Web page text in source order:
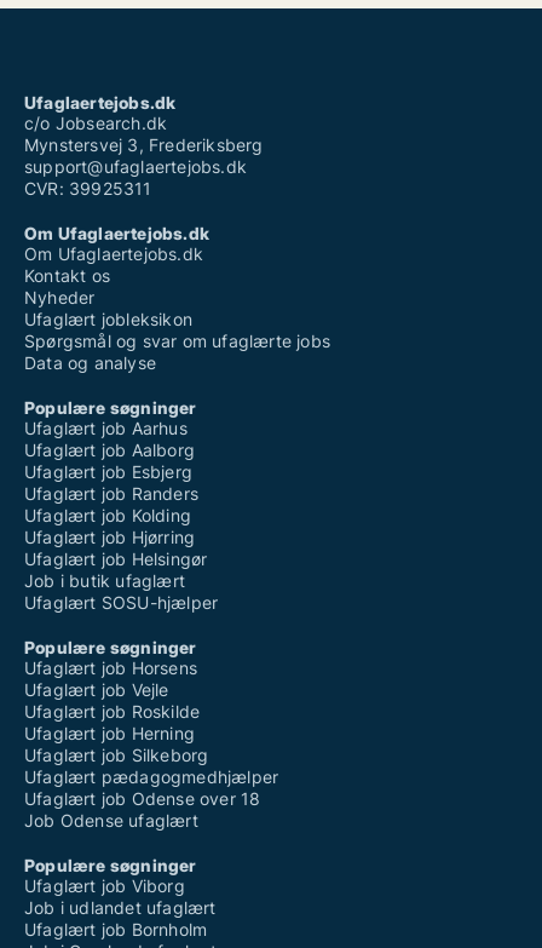
Ufaglært job skive
Ufaglært sosu vikar løn
Ufaglært ssh løn
Ufaglaertejobs.dk
c/o Jobsearch.dk
Mynstersvej 3, Frederiksberg
support@ufaglaertejobs.dk
CVR: 39925311
Om Ufaglaertejobs.dk
Om Ufaglaertejobs.dk
Kontakt os
Nyheder
Ufaglært jobleksikon
Spørgsmål og svar om ufaglærte jobs
Data og analyse
Populære søgninger
Ufaglært job Aarhus
Ufaglært job Aalborg
Ufaglært job Esbjerg
Ufaglært job Randers
Ufaglært job Kolding
Ufaglært job Hjørring
Ufaglært job Helsingør
Job i butik ufaglært
Ufaglært SOSU-hjælper
Populære søgninger
Ufaglært job Horsens
Ufaglært job Vejle
Ufaglært job Roskilde
Ufaglært job Herning
Ufaglært job Silkeborg
Ufaglært pædagogmedhjælper
Ufaglært job Odense over 18
Job Odense ufaglært
Populære søgninger
Ufaglært job Viborg
Job i udlandet ufaglært
Ufaglært job Bornholm